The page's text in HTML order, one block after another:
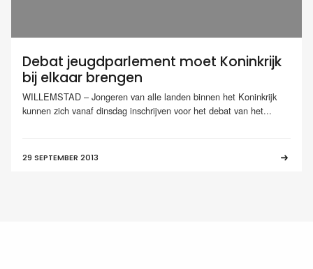
Debat jeugdparlement moet Koninkrijk
bij elkaar brengen
WILLEMSTAD – Jongeren van alle landen binnen het Koninkrijk
kunnen zich vanaf dinsdag inschrijven voor het debat van het...
29 SEPTEMBER 2013